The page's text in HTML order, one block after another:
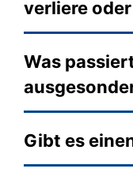
verliere
Was
Gibt es